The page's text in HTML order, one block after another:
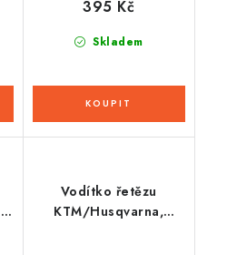
Skladem
395 Kč
Vodítko řetězu
KTM/Husqvarna,